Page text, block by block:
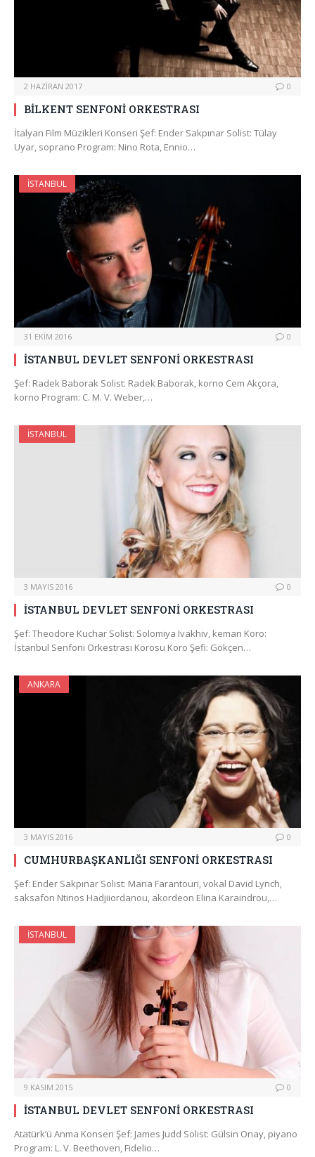
2 HAZIRAN 2017 0
BİLKENT SENFONİ ORKESTRASI
İtalyan Film Müzikleri Konseri Şef: Ender Sakpınar Solist: Tülay
Uyar, soprano Program: Nino Rota, Ennio…
İSTANBUL
31 EKIM 2016 0
İSTANBUL DEVLET SENFONİ ORKESTRASI
Şef: Radek Baborak Solist: Radek Baborak, korno Cem Akçora,
korno Program: C. M. V. Weber,…
İSTANBUL
3 MAYIS 2016 0
İSTANBUL DEVLET SENFONİ ORKESTRASI
Şef: Theodore Kuchar Solist: Solomiya Ivakhiv, keman Koro:
İstanbul Senfoni Orkestrası Korosu Koro Şefi: Gökçen…
ANKARA
3 MAYIS 2016 0
CUMHURBAŞKANLIĞI SENFONİ ORKESTRASI
Şef: Ender Sakpınar Solist: Maria Farantouri, vokal David Lynch,
saksafon Ntinos Hadjiiordanou, akordeon Elina Karaindrou,…
İSTANBUL
9 KASIM 2015 0
İSTANBUL DEVLET SENFONİ ORKESTRASI
Atatürk’ü Anma Konseri Şef: James Judd Solist: Gülsin Onay, piyano
Program: L. V. Beethoven, Fidelio…